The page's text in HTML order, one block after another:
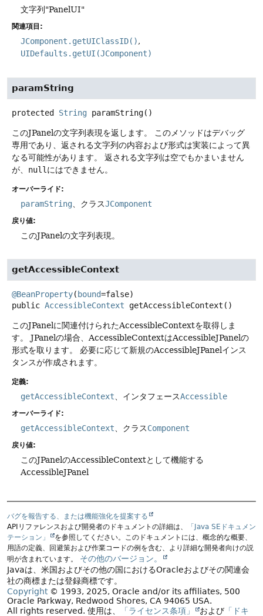
文字列"PanelUI"
関連項目:
JComponent.getUIClassID()
UIDefaults.getUI(JComponent)
paramString
protected String paramString()
このJPanelの文字列表現を返します。
このメソッドはデバッグ
専用であり、返される文字列の内容および形式は実装によって異
なる可能性があります。
返される文字列は空でもかまいません
が、 null にはできません。
オーバーライド:
paramString 、クラスJComponent
戻り値:
このJPanelの文字列表現。
getAccessibleContext
@BeanProperty( bound
public AccessibleContext getAccessibleContext ()
このJPanelに関連付けられたAccessibleContextを取得しま
す。
JPanelの場合、AccessibleContextはAccessibleJPanelの
形式を取ります。
必要に応じて新規のAccessibleJPanelインス
タンスが作成されます。
定義:
getAccessibleContext、インタフェースAccessible
オーバーライド:
getAccessibleContext、クラスComponent
戻り値:
このJPanelのAccessibleContextとして機能する
AccessibleJPanel
バグを報告する、または機能強化を提案する
APIリファレンスおよび開発者のドキュメントの詳細は、
「Java SEドキュメン
テーション」
を参照してください。このドキュメントには、概念的な概要、
用語の定義、回避策および作業コードの例を含む、より詳細な開発者向けの説
明が含まれています。
その他のバージョン。
Javaは、米国およびその他の国におけるOracleおよびその関連会
社の商標または登録商標です。
Copyright© 1993, 2025, Oracle and/or its affiliates, 500
Oracle Parkway, Redwood Shores, CA 94065 USA.
All rights reserved. 使用は、 「ライセンス条項」 および 「ドキ